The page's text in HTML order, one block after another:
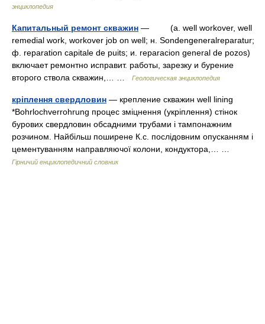
энциклопедия
Капитальный ремонт скважин — (a. well workover, well
remedial work, workover job on well; н. Sondengeneralreparatur;
ф. reparation capitale de puits; и. reparaciоn general de pozos)
включает ремонтно исправит. работы, зарезку и бурение
второго ствола скважин,… …
Геологическая энциклопедия
кріплення свердловин — крепление скважин well lining
*Bohrlochverrohrung процес зміцнення (укріплення) стінок
бурових свердловин обсадними трубами і тампонажним
розчином. Найбільш поширене К.с. послідовним опусканням і
цементуванням направляючої колони, кондуктора,… …
Гірничий енциклопедичний словник